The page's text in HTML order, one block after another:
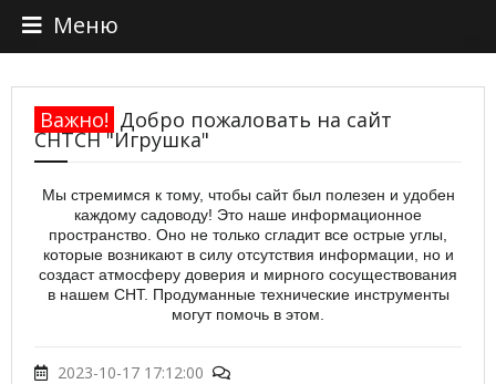
Меню
Важно! Добро пожаловать на сайт
СНТСН "Игрушка"
Мы стремимся к тому, чтобы сайт был полезен и удобен
каждому садоводу! Это наше информационное
пространство. Оно не только сгладит все острые углы,
которые возникают в силу отсутствия информации, но и
создаст атмосферу доверия и мирного сосуществования
в нашем СНТ. Продуманные технические инструменты
могут помочь в этом.
2023-10-17 17:12:00